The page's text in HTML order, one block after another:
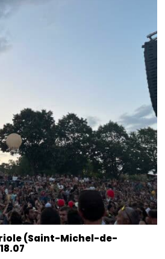
(Saint-Michel-de-